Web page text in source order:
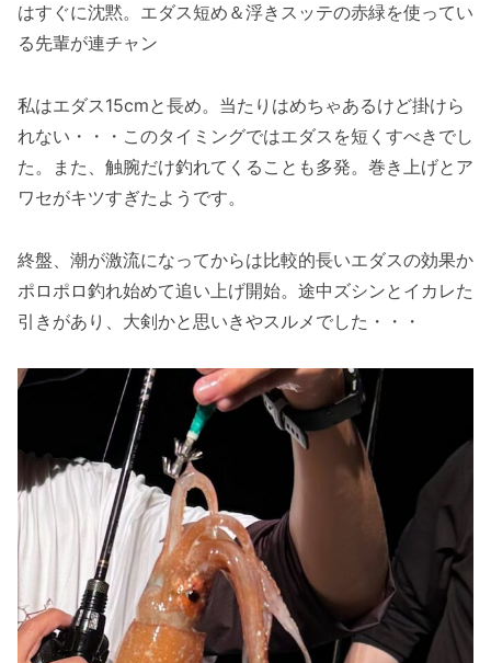
はすぐに沈黙。エダス短め＆浮きスッテの赤緑を使ってい
る先輩が連チャン
私はエダス15cmと長め。当たりはめちゃあるけど掛けら
れない・・・このタイミングではエダスを短くすべきでし
た。また、触腕だけ釣れてくることも多発。巻き上げとア
ワセがキツすぎたようです。
終盤、潮が激流になってからは比較的長いエダスの効果か
ポロポロ釣れ始めて追い上げ開始。途中ズシンとイカレた
引きがあり、大剣かと思いきやスルメでした・・・